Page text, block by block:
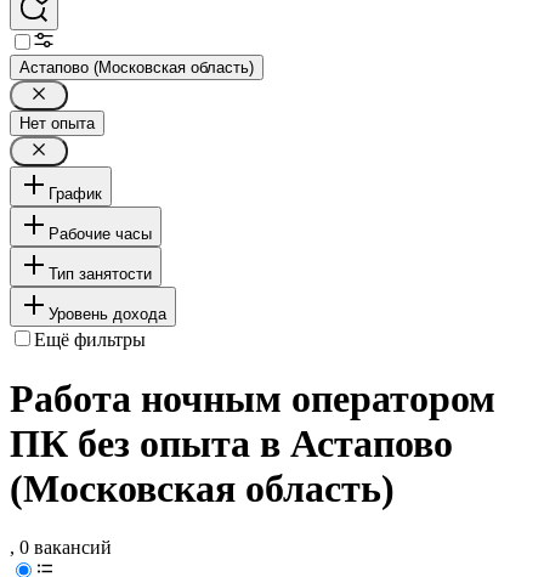
Астапово (Московская область)
Нет опыта
График
Рабочие часы
Тип занятости
Уровень дохода
Ещё фильтры
Работа ночным оператором
ПК без опыта в Астапово
(Московская область)
, 0 вакансий